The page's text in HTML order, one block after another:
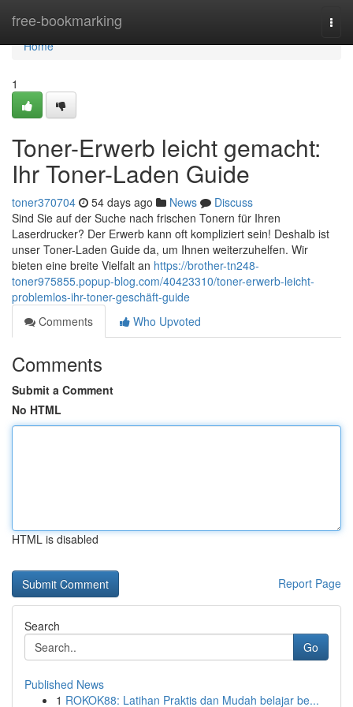
free-bookmarking
Home
Home
1
Toner-Erwerb leicht gemacht:
Ihr Toner-Laden Guide
toner370704 54 days ago News
Discuss
Sind Sie auf der Suche nach frischen Tonern für Ihren
Laserdrucker? Der Erwerb kann oft kompliziert sein! Deshalb ist
unser Toner-Laden Guide da, um Ihnen weiterzuhelfen. Wir
bieten eine breite Vielfalt an https://brother-tn248-
toner975855.popup-blog.com/40423310/toner-erwerb-leicht-
problemlos-ihr-toner-geschäft-guide
Comments
Who Upvoted
Comments
Submit a Comment
No HTML
HTML is disabled
Report Page
Search
Go
Published News
1 ROKOK88: Latihan Praktis dan Mudah belajar be...